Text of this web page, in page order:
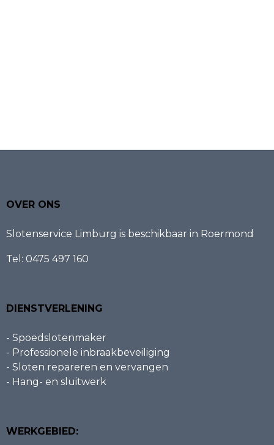
OVER ONS
Slotenservice Limburg is beschikbaar in Roermond
Tel: 0475 497 160
DIENSTVERLENING
- Spoedslotenmaker
- Professionele inbraakbeveiliging
- Sloten repareren en vervangen
- Hang- en sluitwerk
WERKGEBIED: